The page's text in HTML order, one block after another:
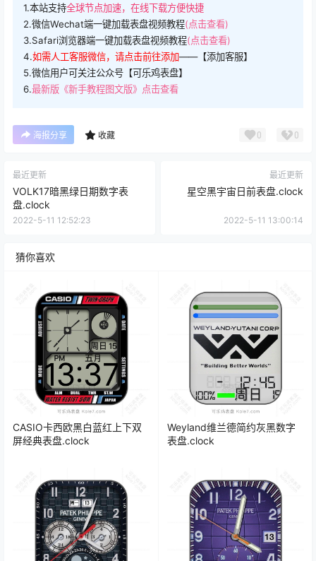
1.本站支持全球节点加速，在线下载方便快捷
2.微信Wechat端一键加载表盘视频教程(点击查看)
3.Safari浏览器端一键加载表盘视频教程(点击查看)
4.如需人工客服微信，请点击前往添加——【添加客服】
5.微信用户可关注公众号【可乐鸡表盘】
6.最新版《新手教程图文版》点击查看
海报分享 收藏 0 0
最近更新
VOLK17暗黑绿日期数字表
盘.clock
2022-5-11 12:52:23
最近更新
星空黑宇宙日前表盘.clock
2022-5-11 13:00:14
猜你喜欢
CASIO卡西欧黑白蓝红上下双
屏经典表盘.clock
Weyland维兰德简约灰黑数字
表盘.clock